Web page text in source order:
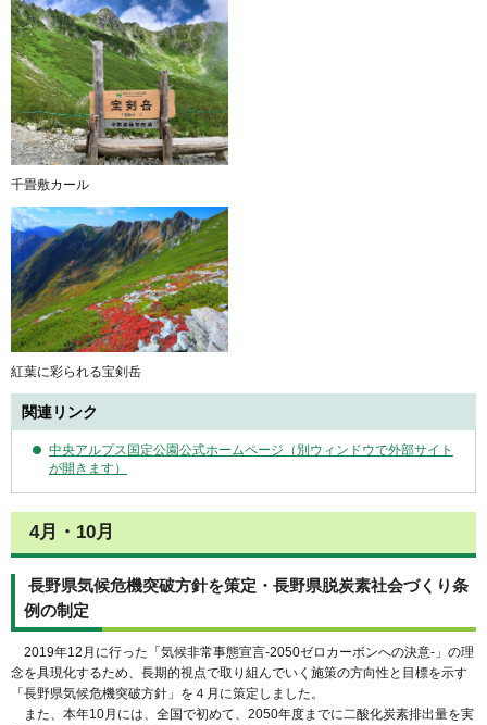
千畳敷カール
紅葉に彩られる宝剣岳
関連リンク
中央アルプス国定公園公式ホームページ（別ウィンドウで外部サイト
が開きます）
4月・10月
長野県気候危機突破方針を策定・長野県脱炭素社会づくり条
例の制定
2019年12月に行った「気候非常事態宣言-2050ゼロカーボンへの決意-」の理
念を具現化するため、長期的視点で取り組んでいく施策の方向性と目標を示す
「長野県気候危機突破方針」を４月に策定しました。
また、本年10月には、全国で初めて、2050年度までに二酸化炭素排出量を実